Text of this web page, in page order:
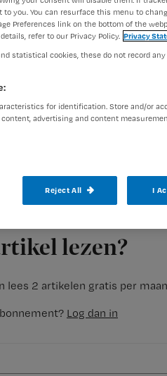
lezen?
lees 2 artikelen gratis per
Log dan in
symposium, mijn
wil ik natuurlijk
loop,
you. You can resurface this menu to
Preferences link on the bottom of the
refer to our Privacy Policy. Privacy
statistical cookies, these do not record
for identification. Store and/or
advertising and content
Reject All I